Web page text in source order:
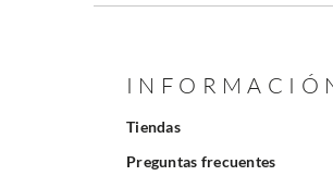
Tiendas
Preguntas frecuentes